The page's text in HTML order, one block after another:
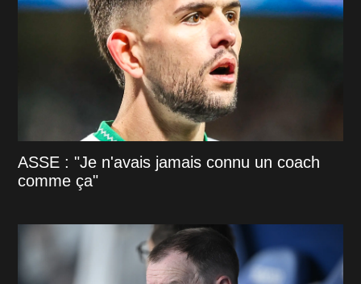
ASSE : "Je n'avais jamais connu un coach
comme ça"